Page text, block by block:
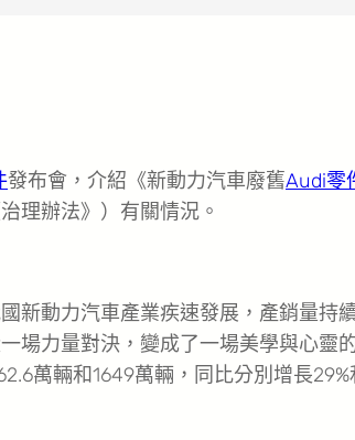
發布會，介紹《新動力汽車廢舊Audi零
理辦法》）有關情況。
新動力汽車產業疾速發展，產銷量持
場力量對決，變成了一場美學與心靈
萬輛和1649萬輛，同比分別增長29%